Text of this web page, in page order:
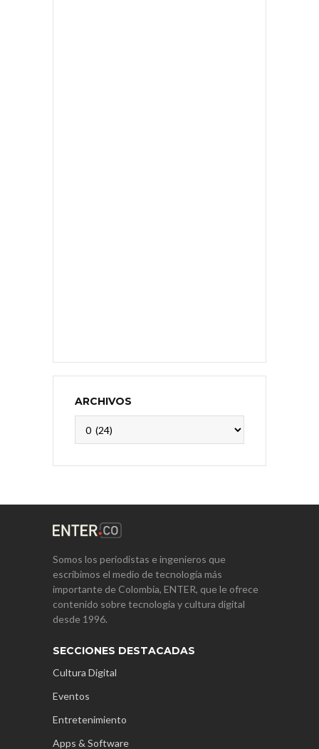
ARCHIVOS
Somos los periodistas e ingenieros que
escribimos el medio de tecnología más
importante de Colombia, ENTER, que le ofrece
contenido sobre tecnología y cultura digital
desde 1996.
SECCIONES DESTACADAS
Cultura Digital
Eventos
Entretenimiento
Apps & Software